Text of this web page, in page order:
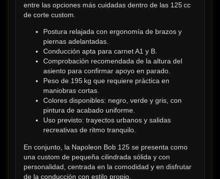
entre las opciones más cuidadas dentro de las 125 cc
de corte custom.
Postura relajada con ergonomía de brazos y
piernas adelantadas.
Conducción apta para carnet A1 y B.
Comprobación recomendada de la altura del
asiento para confirmar apoyo en parado.
Peso de 195 kg que requiere práctica en
maniobras cortas.
Colores disponibles: negro, verde y gris, con
pintura de acabado uniforme.
Uso previsto: trayectos urbanos y salidas
recreativas de ritmo tranquilo.
En conjunto, la Napoleon Bob 125 se presenta como
una custom de pequeña cilindrada sólida y con
personalidad, centrada en la comodidad y en disfrutar
de la conducción con estilo propio.